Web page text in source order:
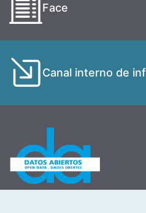
Face
Canal interno de